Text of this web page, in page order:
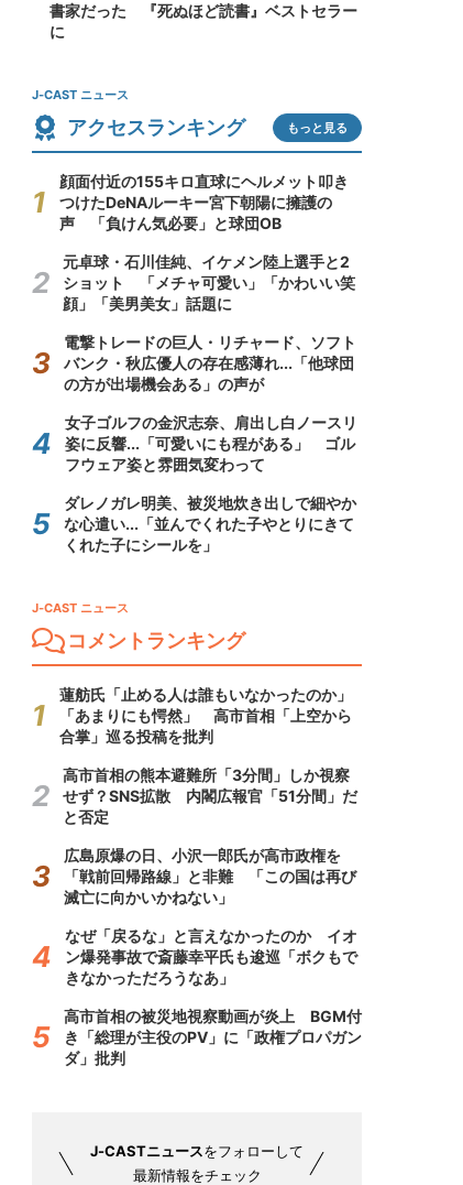
書家だった 『死ぬほど読書』ベストセラー
に
J-CAST ニュース
アクセスランキング もっと見る
顔面付近の155キロ直球にヘルメット叩き
つけたDeNAルーキー宮下朝陽に擁護の
声 「負けん気必要」と球団OB
元卓球・石川佳純、イケメン陸上選手と2
ショット 「メチャ可愛い」「かわいい笑
顔」「美男美女」話題に
電撃トレードの巨人・リチャード、ソフト
バンク・秋広優人の存在感薄れ...「他球団
の方が出場機会ある」の声が
女子ゴルフの金沢志奈、肩出し白ノースリ
姿に反響...「可愛いにも程がある」 ゴル
フウェア姿と雰囲気変わって
ダレノガレ明美、被災地炊き出しで細やか
な心遣い...「並んでくれた子やとりにきて
くれた子にシールを」
J-CAST ニュース
コメントランキング
蓮舫氏「止める人は誰もいなかったのか」
「あまりにも愕然」 高市首相「上空から
合掌」巡る投稿を批判
高市首相の熊本避難所「3分間」しか視察
せず？SNS拡散 内閣広報官「51分間」だ
と否定
広島原爆の日、小沢一郎氏が高市政権を
「戦前回帰路線」と非難 「この国は再び
滅亡に向かいかねない」
なぜ「戻るな」と言えなかったのか イオ
ン爆発事故で斎藤幸平氏も逡巡「ボクもで
きなかっただろうなあ」
高市首相の被災地視察動画が炎上 BGM付
き「総理が主役のPV」に「政権プロパガン
ダ」批判
J-CASTニュースをフォローして
最新情報をチェック